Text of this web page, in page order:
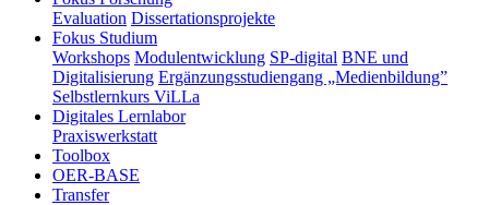
Evaluation Dissertationsprojekte
Fokus Studium
Workshops Modulentwicklung SP-digital BNE und
Digitalisierung Ergänzungsstudiengang „Medienbildung”
Selbstlernkurs ViLLa
Digitales Lernlabor
Praxiswerkstatt
Toolbox
OER-BASE
Transfer